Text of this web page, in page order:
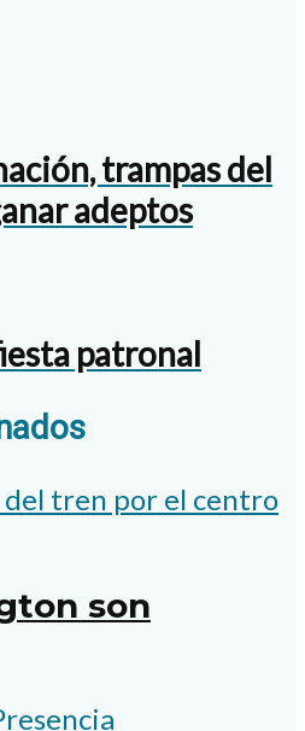
trampas del
adeptos
patronal
son